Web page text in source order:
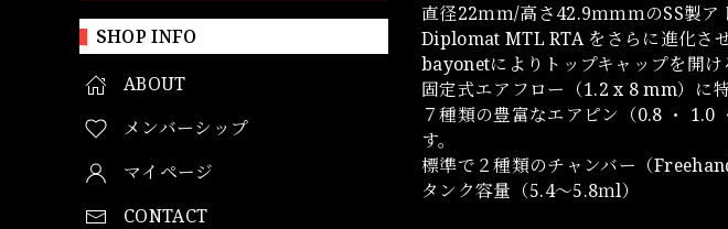
SHOP INFO
ABOUT
メンバーシップ
マイページ
CONTACT
直径22ｍｍ/高さ42.9ｍｍｍのSS製ア
Diplomat MTL RTA をさらに進化さ
bayonetによりトップキャップを開
固定式エアフロー（1.2 x 8 mm）に
７種類の豊富なエアピン（0.8 ・
す。
標準で２種類のチャンバー（
タンク容量（5.4～5.8ｍl）